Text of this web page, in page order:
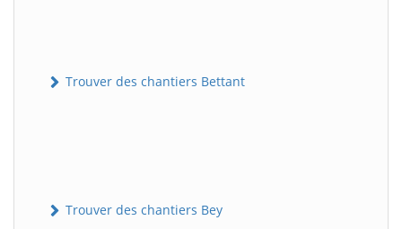
Trouver des chantiers Bettant
Trouver des chantiers Bey